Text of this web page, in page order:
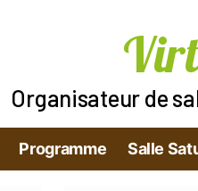
Organisateur de
Programme Salle